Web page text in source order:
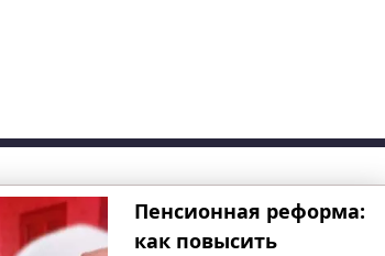
Пенсионная реформа:
как повысить